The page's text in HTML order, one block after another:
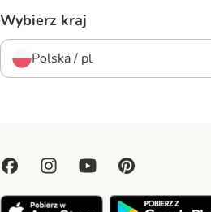
Wybierz kraj
Polska / pl